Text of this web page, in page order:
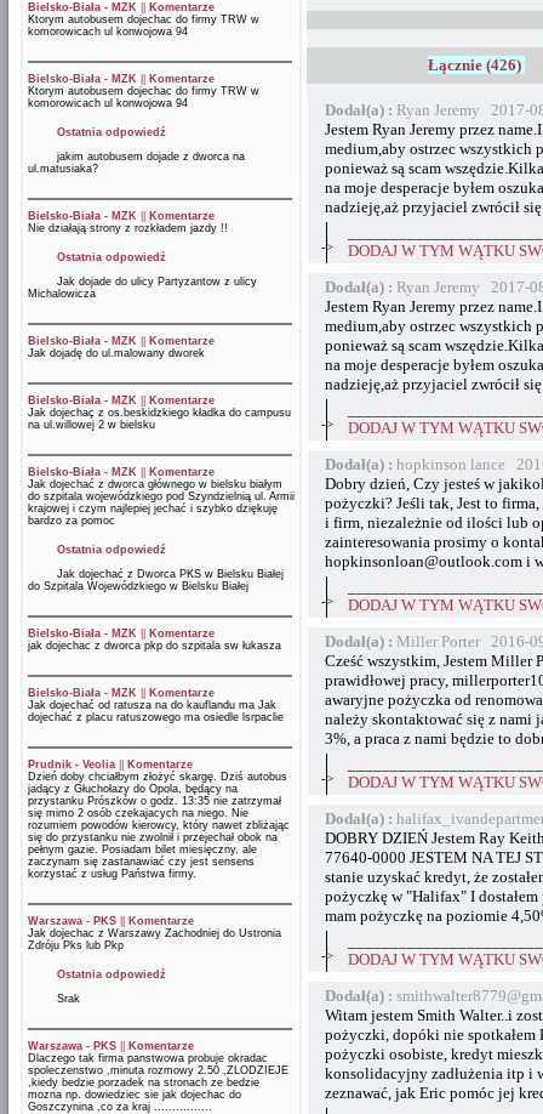
Bielsko-Biała - MZK
Komentarze
Ktorym autobusem dojechac do firmy TRW w
komorowicach ul konwojowa 94
Bielsko-Biała - MZK
Komentarze
Ktorym autobusem dojechac do firmy TRW w
komorowicach ul konwojowa 94
Ostatnia odpowiedź
jakim autobusem dojade z dworca na
ul.matusiaka?
Bielsko-Biała - MZK
Komentarze
Nie działają strony z rozkładem jazdy !!
Ostatnia odpowiedź
Jak dojade do ulicy Partyzantow z ulicy
Michalowicza
Bielsko-Biała - MZK
Komentarze
Jak dojadę do ul.malowany dworek
Bielsko-Biała - MZK
Komentarze
Jak dojechaç z os.beskidzkiego kładka do campusu
na ul.willowej 2 w bielsku
Bielsko-Biała - MZK
Komentarze
Jak dojechać z dworca głównego w bielsku białym
do szpitala wojewódzkiego pod Szyndzielnią ul. Armii
krajowej i czym najlepiej jechać i szybko dziękuję
bardzo za pomoc
Ostatnia odpowiedź
Jak dojechać z Dworca PKS w Bielsku Białej
do Szpitala Wojewódzkiego w Bielsku Białej
Bielsko-Biała - MZK
Komentarze
jak dojechac z dworca pkp do szpitala sw łukasza
Bielsko-Biała - MZK
Komentarze
Jak dojechać od ratusza na do kauflandu ma Jak
dojechać z placu ratuszowego ma osiedle lsrpaclie
Prudnik - Veolia
Komentarze
Dzień doby chciałbym złożyć skargę. Dziś autobus
jadący z Głuchołazy do Opola, będący na
przystanku Prószków o godz. 13:35 nie zatrzymał
się mimo 2 osób czekajacych na niego. Nie
rozumiem powodów kierowcy, który nawet zbliżając
się do przystanku nie zwolnił i przejechał obok na
pełnym gazie. Posiadam bilet miesięczny, ale
zaczynam się zastanawiać czy jest sensens
korzystać z usług Państwa firmy.
Warszawa - PKS
Komentarze
Jak dojechac z Warszawy Zachodniej do Ustronia
Zdróju Pks lub Pkp
Ostatnia odpowiedź
Srak
Warszawa - PKS
Komentarze
Dlaczego tak firma panstwowa probuje okradac
spoleczenstwo ,minuta rozmowy 2.50 ,ZLODZIEJE
,kiedy bedzie porzadek na stronach ze bedzie
mozna np. dowiedziec sie jak dojechac do
Goszczynina ,co za kraj ................
Łącznie (426)
Dodał(a) : Ryan Jeremy 2017-
Jestem Ryan Jeremy przez
medium,aby ostrzec wszystkich
ponieważ są scam
na moje desperacje byłem
nadzieję,aż przyjaciel zwrócił
->
DODAJ W TYM WĄTKU
Dodał(a) : Ryan Jeremy 2017-
Jestem Ryan Jeremy przez
medium,aby ostrzec wszystkich
ponieważ są scam
na moje desperacje byłem
nadzieję,aż przyjaciel zwrócił
->
DODAJ W TYM WĄTKU
Dodał(a) : hopkinson lance
Dobry dzień, Czy jesteś w
pożyczki? Jeśli tak, Jest to
i firm, niezależnie od ilości lub
zainteresowania prosimy o
hopkinsonloan@outlook.com i
->
DODAJ W TYM WĄTKU
Dodał(a) : Miller Porter 2016-
Cześć wszystkim, Jestem Miller
prawidłowej pracy,
awaryjne pożyczka od
należy skontaktować się z nami
3%, a praca z nami będzie to
->
DODAJ W TYM WĄTKU
Dodał(a) :
DOBRY DZIEŃ Jestem Ray
77640-0000 JESTEM NA TEJ
stanie uzyskać kredyt, że
pożyczkę w "Halifax" I
mam pożyczkę na poziomie
->
DODAJ W TYM WĄTKU
Dodał(a) :
Witam jestem Smith Walter..i
pożyczki, dopóki nie
pożyczki osobiste, kredyt
konsolidacyjny zadłużenia itp i
zeznawać, jak Eric pomóc jej